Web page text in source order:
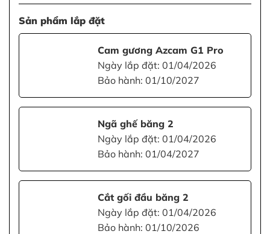
Sản phẩm lắp đặt
Cam gương Azcam G1 Pro
Ngày lắp đặt: 01/04/2026
Bảo hành: 01/10/2027
Ngã ghế băng 2
Ngày lắp đặt: 01/04/2026
Bảo hành: 01/04/2027
Cắt gối đầu băng 2
Ngày lắp đặt: 01/04/2026
Bảo hành: 01/10/2026